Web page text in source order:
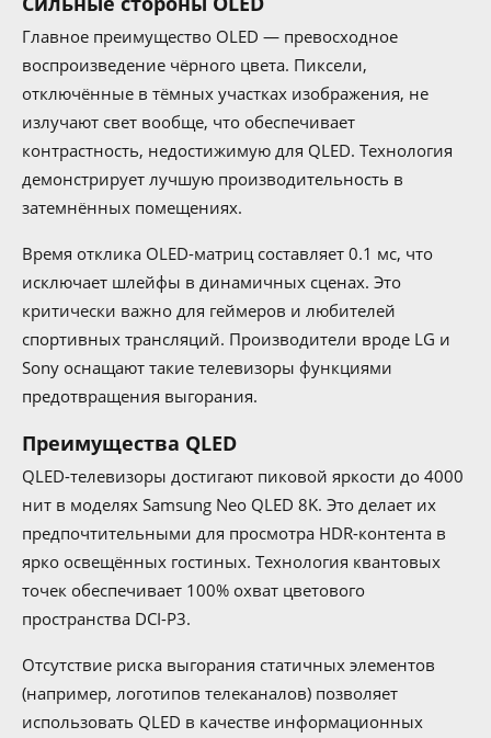
Главное преимущество OLED — превосходное
воспроизведение чёрного цвета. Пиксели,
отключённые в тёмных участках изображения, не
излучают свет вообще, что обеспечивает
контрастность, недостижимую для QLED. Технология
демонстрирует лучшую производительность в
затемнённых помещениях.
Время отклика OLED-матриц составляет 0.1 мс, что
исключает шлейфы в динамичных сценах. Это
критически важно для геймеров и любителей
спортивных трансляций. Производители вроде LG и
Sony оснащают такие телевизоры функциями
предотвращения выгорания.
Преимущества QLED
QLED-телевизоры достигают пиковой яркости до 4000
нит в моделях Samsung Neo QLED 8K. Это делает их
предпочтительными для просмотра HDR-контента в
ярко освещённых гостиных. Технология квантовых
точек обеспечивает 100% охват цветового
пространства DCI-P3.
Отсутствие риска выгорания статичных элементов
(например, логотипов телеканалов) позволяет
использовать QLED в качестве информационных